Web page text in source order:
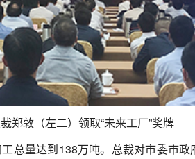
郑敦（左二）领取“未来工厂”奖牌
量达到138万吨。总裁对市委市政